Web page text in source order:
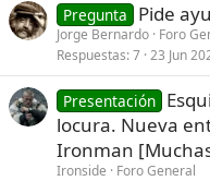
Pregunta Pide
Jorge Bernardo Foro
Respuestas 7 23 Jun
Presentación
locura. Nueva
Ironman
Ironside
Foro General